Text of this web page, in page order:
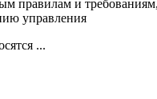
правилам и
управления
...